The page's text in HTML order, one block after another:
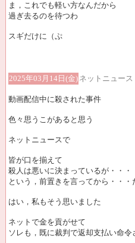
ま，これでも軽い方なんだから
過ぎ去るのを待つわ
スギだけに（ぷ
2025年03月14日(金) ネットニュース
動画配信中に殺された事件
色々思うこがあると思う
ネットニュースで
皆が口を揃えて
殺人は悪いに決まっているが・・・
という，前置きを言ってから・・・
はい，私もそう思いました
ネットで金を貢がせて
ソレも，既に裁判で返却支払い命